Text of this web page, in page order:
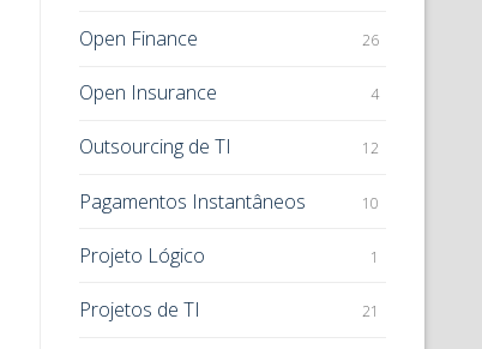
Open Finance 26
Open Insurance 4
Outsourcing de TI 12
Pagamentos Instantâneos 10
Projeto Lógico 1
Projetos de TI 21